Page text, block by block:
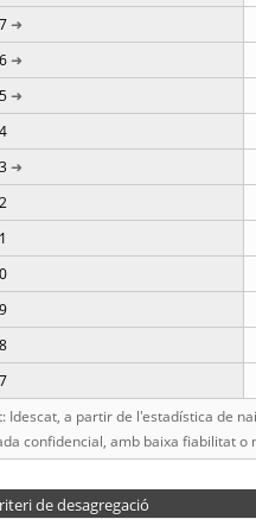
Idescat, a partir de l'estadística de
confidencial, amb baixa fiabilitat o
de desagregació